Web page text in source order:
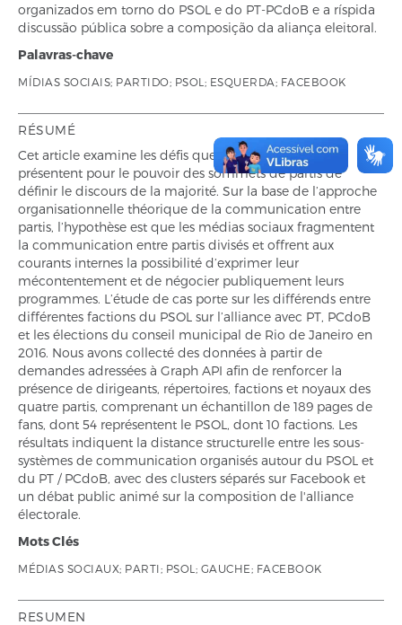
organizados em torno do PSOL e do PT-PCdoB e a ríspida
discussão pública sobre a composição da aliança eleitoral.
Palavras-chave
MÍDIAS SOCIAIS; PARTIDO; PSOL; ESQUERDA; FACEBOOK
RÉSUMÉ
Cet article examine les défis que les médias sociaux
présentent pour le pouvoir des sommets de partis de
définir le discours de la majorité. Sur la base de l’approche
organisationnelle théorique de la communication entre
partis, l’hypothèse est que les médias sociaux fragmentent
la communication entre partis divisés et offrent aux
courants internes la possibilité d’exprimer leur
mécontentement et de négocier publiquement leurs
programmes. L’étude de cas porte sur les différends entre
différentes factions du PSOL sur l’alliance avec PT, PCdoB
et les élections du conseil municipal de Rio de Janeiro en
2016. Nous avons collecté des données à partir de
demandes adressées à Graph API afin de renforcer la
présence de dirigeants, répertoires, factions et noyaux des
quatre partis, comprenant un échantillon de 189 pages de
fans, dont 54 représentent le PSOL, dont 10 factions. Les
résultats indiquent la distance structurelle entre les sous-
systèmes de communication organisés autour du PSOL et
du PT / PCdoB, avec des clusters séparés sur Facebook et
un débat public animé sur la composition de l'alliance
électorale.
Mots Clés
MÉDIAS SOCIAUX; PARTI; PSOL; GAUCHE; FACEBOOK
RESUMEN